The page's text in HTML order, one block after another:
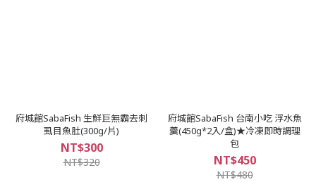
府城館SabaFish 生鮮巨無霸去刺
虱目魚肚(300g/片)
NT$300
NT$320
府城館SabaFish 台南小吃 浮水魚
羹(450g*2入/盒)★冷凍即時調理
包
NT$450
NT$480